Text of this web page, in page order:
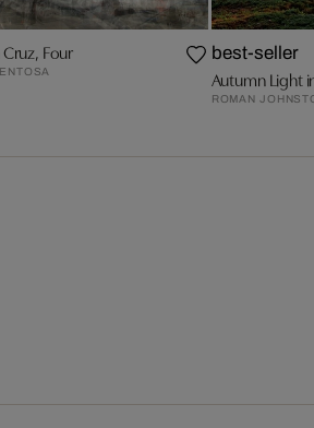
Four best-seller
Autumn Light
ROMAN